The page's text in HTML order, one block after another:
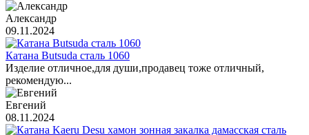
Александр
09.11.2024
Катана Butsuda сталь 1060
Изделие отличное,для души,продавец тоже отличный,
рекомендую...
Евгений
08.11.2024